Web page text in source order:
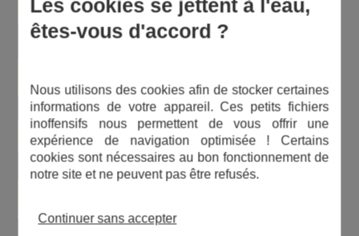
Alimentation
ou Tri 230/400 V - 50 Hz
Puissance
0,33 à 1,5 CV selon le
fibre de verre
Isolation
Classe F
Indice de protection
IP 55
Raccords 50 mm
Les cookies se jettent à l'eau,
êtes-vous d'accord ?
Nous utilisons des cookies afin de stocker certaines
informations de votre appareil. Ces petits fichiers
inoffensifs nous permettent de vous offrir une
expérience de navigation optimisée ! Certains
cookies sont nécessaires au bon fonctionnement de
notre site et ne peuvent pas être refusés.
Continuer sans accepter